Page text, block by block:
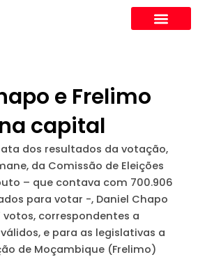
e Frelimo
capital
dos resultados da votação,
da Comissão de Eleições
– que contava com 700.906
para votar -, Daniel Chapo
votos, correspondentes a
e para as legislativas a
de Moçambique (Frelimo)